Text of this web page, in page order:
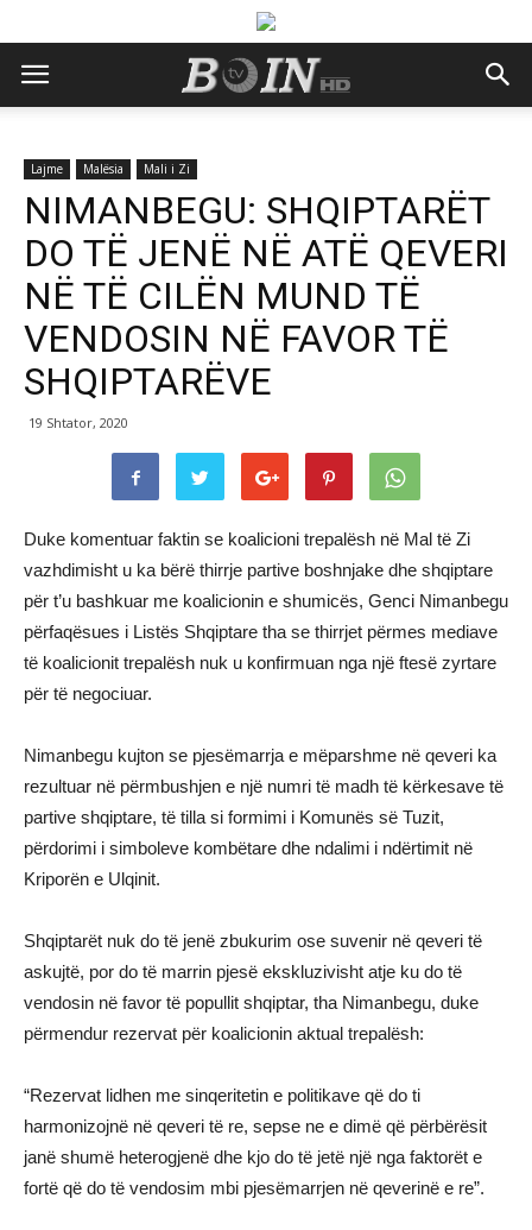
Lajme Malësia Mali i Zi
NIMANBEGU: SHQIPTARËT
DO TË JENË NË ATË QEVERI
NË TË CILËN MUND TË
VENDOSIN NË FAVOR TË
SHQIPTARËVE
19 Shtator, 2020
Duke komentuar faktin se koalicioni trepalësh në Mal të Zi
vazhdimisht u ka bërë thirrje partive boshnjake dhe shqiptare
për t’u bashkuar me koalicionin e shumicës, Genci Nimanbegu
përfaqësues i Listës Shqiptare tha se thirrjet përmes mediave
të koalicionit trepalësh nuk u konfirmuan nga një ftesë zyrtare
për të negociuar.
Nimanbegu kujton se pjesëmarrja e mëparshme në qeveri ka
rezultuar në përmbushjen e një numri të madh të kërkesave të
partive shqiptare, të tilla si formimi i Komunës së Tuzit,
përdorimi i simboleve kombëtare dhe ndalimi i ndërtimit në
Kriporën e Ulqinit.
Shqiptarët nuk do të jenë zbukurim ose suvenir në qeveri të
askujtë, por do të marrin pjesë ekskluzivisht atje ku do të
vendosin në favor të popullit shqiptar, tha Nimanbegu, duke
përmendur rezervat për koalicionin aktual trepalësh:
“Rezervat lidhen me sinqeritetin e politikave që do ti
harmonizojnë në qeveri të re, sepse ne e dimë që përbërësit
janë shumë heterogjenë dhe kjo do të jetë një nga faktorët e
fortë që do të vendosim mbi pjesëmarrjen në qeverinë e re”.